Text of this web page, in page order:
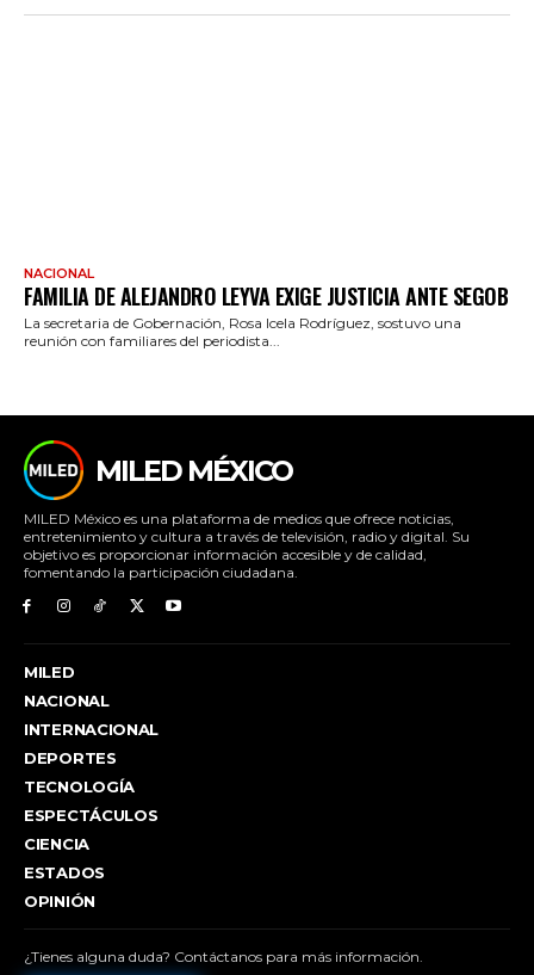
NACIONAL
FAMILIA DE ALEJANDRO LEYVA EXIGE JUSTICIA ANTE SEGOB
La secretaria de Gobernación, Rosa Icela Rodríguez, sostuvo una
reunión con familiares del periodista...
MILED MÉXICO
MILED México es una plataforma de medios que ofrece noticias,
entretenimiento y cultura a través de televisión, radio y digital. Su
objetivo es proporcionar información accesible y de calidad,
fomentando la participación ciudadana.
MILED
NACIONAL
INTERNACIONAL
DEPORTES
TECNOLOGÍA
ESPECTÁCULOS
CIENCIA
ESTADOS
OPINIÓN
¿Tienes alguna duda? Contáctanos para más información.